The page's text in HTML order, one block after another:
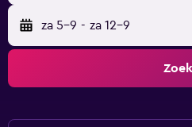
za 5-9 - za 12-9
Zoek